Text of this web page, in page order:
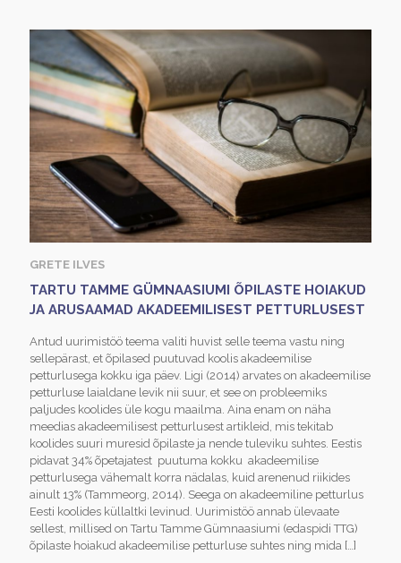
GRETE ILVES
TARTU TAMME GÜMNAASIUMI ÕPILASTE HOIAKUD
JA ARUSAAMAD AKADEEMILISEST PETTURLUSEST
Antud uurimistöö teema valiti huvist selle teema vastu ning
sellepärast, et õpilased puutuvad koolis akadeemilise
petturlusega kokku iga päev. Ligi (2014) arvates on akadeemilise
petturluse laialdane levik nii suur, et see on probleemiks
paljudes koolides üle kogu maailma. Aina enam on näha
meedias akadeemilisest petturlusest artikleid, mis tekitab
koolides suuri muresid õpilaste ja nende tuleviku suhtes. Eestis
pidavat 34% õpetajatest puutuma kokku akadeemilise
petturlusega vähemalt korra nädalas, kuid arenenud riikides
ainult 13% (Tammeorg, 2014). Seega on akadeemiline petturlus
Eesti koolides küllaltki levinud. Uurimistöö annab ülevaate
sellest, millised on Tartu Tamme Gümnaasiumi (edaspidi TTG)
õpilaste hoiakud akadeemilise petturluse suhtes ning mida […]